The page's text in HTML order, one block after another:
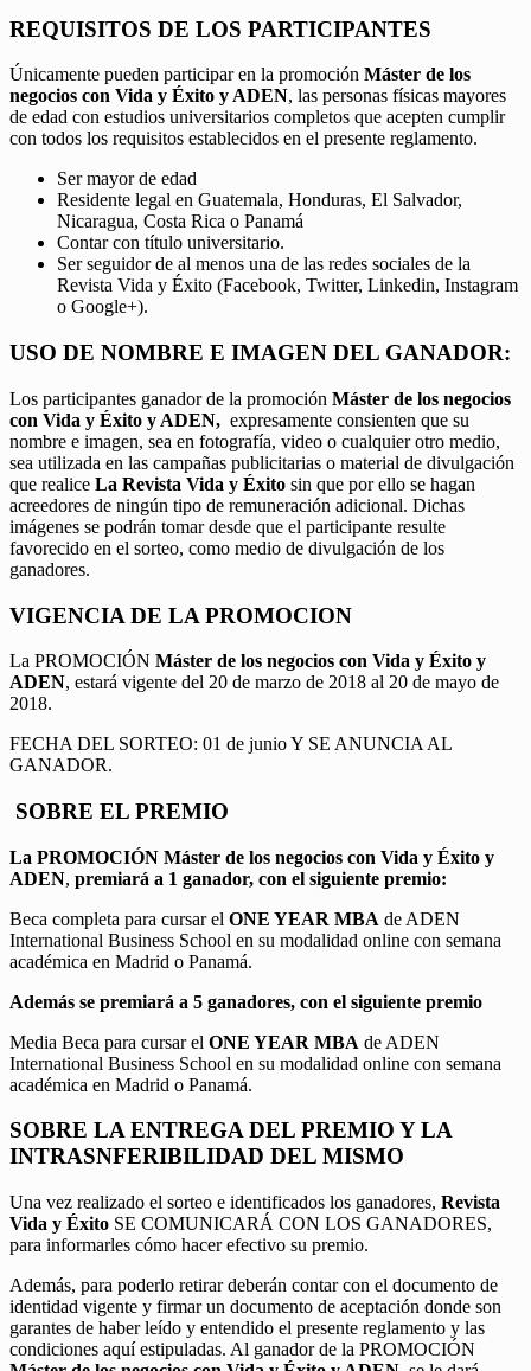
REQUISITOS DE LOS PARTICIPANTES
Únicamente pueden participar en la promoción Máster de los
negocios con Vida y Éxito y ADEN, las personas físicas mayores
de edad con estudios universitarios completos que acepten cumplir
con todos los requisitos establecidos en el presente reglamento.
Ser mayor de edad
Residente legal en Guatemala, Honduras, El Salvador,
Nicaragua, Costa Rica o Panamá
Contar con título universitario.
Ser seguidor de al menos una de las redes sociales de la
Revista Vida y Éxito (Facebook, Twitter, Linkedin, Instagram
o Google+).
USO DE NOMBRE E IMAGEN DEL GANADOR:
Los participantes ganador de la promoción Máster de los negocios
con Vida y Éxito y ADEN, expresamente consienten que su
nombre e imagen, sea en fotografía, video o cualquier otro medio,
sea utilizada en las campañas publicitarias o material de divulgación
que realice La Revista Vida y Éxito sin que por ello se hagan
acreedores de ningún tipo de remuneración adicional. Dichas
imágenes se podrán tomar desde que el participante resulte
favorecido en el sorteo, como medio de divulgación de los
ganadores.
VIGENCIA DE LA PROMOCION
La PROMOCIÓN Máster de los negocios con Vida y Éxito y
ADEN, estará vigente del 20 de marzo de 2018 al 20 de mayo de
2018.
FECHA DEL SORTEO: 01 de junio Y SE ANUNCIA AL
GANADOR.
SOBRE EL PREMIO
La PROMOCIÓN Máster de los negocios con Vida y Éxito y
ADEN, premiará a 1 ganador, con el siguiente premio:
Beca completa para cursar el ONE YEAR MBA de ADEN
International Business School en su modalidad online con semana
académica en Madrid o Panamá.
Además se premiará a 5 ganadores, con el siguiente premio
Media Beca para cursar el ONE YEAR MBA de ADEN
International Business School en su modalidad online con semana
académica en Madrid o Panamá.
SOBRE LA ENTREGA DEL PREMIO Y LA
INTRASNFERIBILIDAD DEL MISMO
Una vez realizado el sorteo e identificados los ganadores, Revista
Vida y Éxito SE COMUNICARÁ CON LOS GANADORES,
para informarles cómo hacer efectivo su premio.
Además, para poderlo retirar deberán contar con el documento de
identidad vigente y firmar un documento de aceptación donde son
garantes de haber leído y entendido el presente reglamento y las
condiciones aquí estipuladas. Al ganador de la PROMOCIÓN